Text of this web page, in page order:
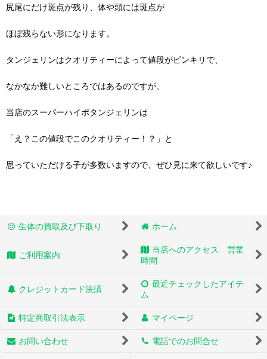
尻尾にだけ斑点が残り、体や頭には斑点が
ほぼ残らない形になります。
タンジェリンはクオリティーによって値段がピンキリで、
なかなか難しいところではあるのですが、
当店のスーパーハイポタンジェリンは
「え？この値段でこのクオリティー！？」と
思っていただける子が多数いますので、ぜひ見に来て欲しいです♪
生体の買取及び下取り ホーム
ご利用案内
当店へのアクセス 営業
時間
クレジットカード決済
最近チェックしたアイテ
ム
特定商取引法表示 マイページ
お問い合わせ 電話でのお問合せ